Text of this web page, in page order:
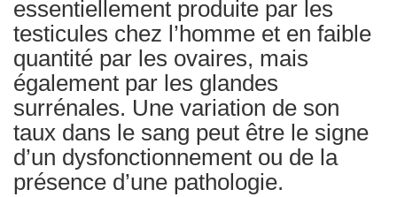
essentiellement produite par les
testicules chez l’homme et en faible
quantité par les ovaires, mais
également par les glandes
surrénales. Une variation de son
taux dans le sang peut être le signe
d’un dysfonctionnement ou de la
présence d’une pathologie.